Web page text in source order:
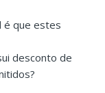
é que estes
desconto de